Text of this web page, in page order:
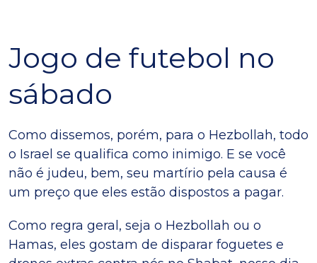
Jogo de futebol no
sábado
Como dissemos, porém, para o Hezbollah, todo
o Israel se qualifica como inimigo. E se você
não é judeu, bem, seu martírio pela causa é
um preço que eles estão dispostos a pagar.
Como regra geral, seja o Hezbollah ou o
Hamas, eles gostam de disparar foguetes e